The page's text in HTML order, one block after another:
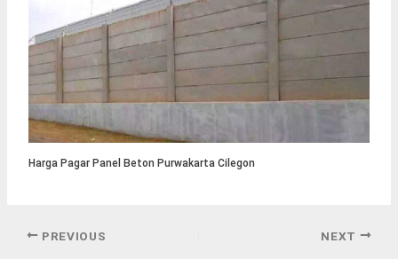
Harga Pagar Panel Beton Purwakarta Cilegon
PREVIOUS NEXT